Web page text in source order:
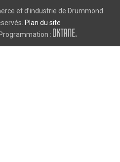
et d’industrie de Drummond.
Plan du site
Programmation :